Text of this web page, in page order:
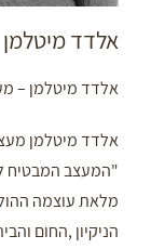
אלדד מיטלמן
אלדד מיטלמן –
אלדד מיטלמן
מלאת עוצמה
הניקיון ,החום